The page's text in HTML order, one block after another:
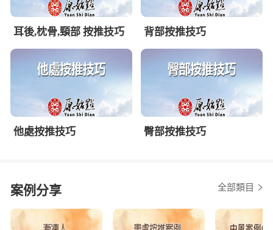
耳後,枕骨,頸部 按推技巧 背部按推技巧
他處按推技巧 臀部按推技巧
案例分享 全部類目